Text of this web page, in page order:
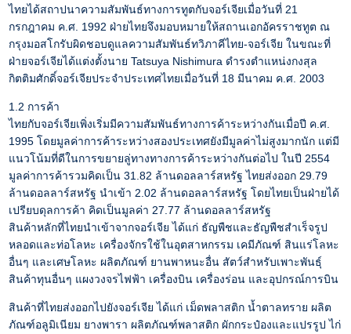
ไทยได้สถาปนาความสัมพันธ์ทางการทูตกับจอร์เจียเมื่อวันที่ 21
กรกฎาคม ค.ศ. 1992 ฝ่ายไทยจึงมอบหมายให้สถานเอกอัครราชทูต ณ
กรุงมอสโกรับผิดชอบดูแลความสัมพันธ์ทวิภาคีไทย-จอร์เจีย ในขณะที่
ฝ่ายจอร์เจียได้แต่งตั้งนาย Tatsuya Nishimura ดำรงตำแหน่งกงสุล
กิตติมศักดิ์จอร์เจียประจำประเทศไทยเมื่อวันที่ 18 มีนาคม ค.ศ. 2003
1.2 การค้า
ไทยกับจอร์เจียเพิ่งเริ่มมีความสัมพันธ์ทางการค้าระหว่างกันเมื่อปี ค.ศ.
1995 โดยมูลค่าการค้าระหว่างสองประเทศยังมีมูลค่าไม่สูงมากนัก แต่มี
แนวโน้มที่ดีในการขยายลู่ทางทางการค้าระหว่างกันต่อไป ในปี 2554
มูลค่าการค้ารวมคิดเป็น 31.82 ล้านดอลลาร์สหรัฐ ไทยส่งออก 29.79
ล้านดอลลาร์สหรัฐ นำเข้า 2.02 ล้านดอลลาร์สหรัฐ โดยไทยเป็นฝ่ายได้
เปรียบดุลการค้า คิดเป็นมูลค่า 27.77 ล้านดอลลาร์สหรัฐ
สินค้าหลักที่ไทยนำเข้าจากจอร์เจีย ได้แก่ ธัญพืชและธัญพืชสำเร็จรูป
หลอดและท่อโลหะ เครื่องจักรใช้ในอุตสาหกรรม เคมีภัณฑ์ สินแร่โลหะ
อื่นๆ และเศษโลหะ ผลิตภัณฑ์ ยานพาหนะอื่น สัตว์สำหรับเพาะพันธุ์
สินค้าทุนอื่นๆ แผงวงจรไฟฟ้า เครื่องบิน เครื่องร่อน และอุปกรณ์การบิน
สินค้าที่ไทยส่งออกไปยังจอร์เจีย ได้แก่ เม็ดพลาสติก น้ำตาลทราย ผลิต
ภัณฑ์อลูมิเนียม ยางพารา ผลิตภัณฑ์พลาสติก ผักกระป๋องและแปรรูป ไก่